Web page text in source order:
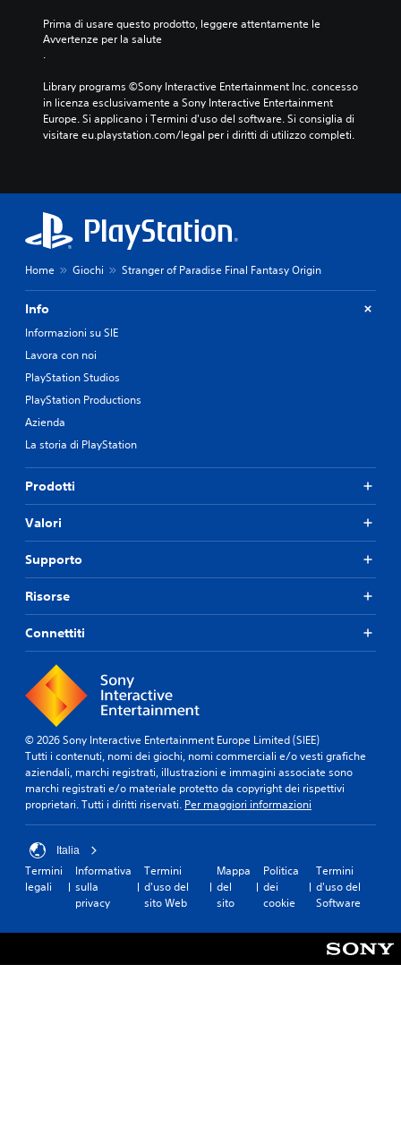
Prima di usare questo prodotto, leggere attentamente le
Avvertenze per la salute
.
Library programs ©Sony Interactive Entertainment Inc. concesso
in licenza esclusivamente a Sony Interactive Entertainment
Europe. Si applicano i Termini d'uso del software. Si consiglia di
visitare eu.playstation.com/legal per i diritti di utilizzo completi.
Home Giochi Stranger of Paradise Final Fantasy Origin
Info
Informazioni su SIE
Lavora con noi
PlayStation Studios
PlayStation Productions
Azienda
La storia di PlayStation
Prodotti
Valori
Supporto
Risorse
Connettiti
© 2026 Sony Interactive Entertainment Europe Limited (SIEE)
Tutti i contenuti, nomi dei giochi, nomi commerciali e/o vesti grafiche
aziendali, marchi registrati, illustrazioni e immagini associate sono
marchi registrati e/o materiale protetto da copyright dei rispettivi
proprietari. Tutti i diritti riservati. Per maggiori informazioni
Italia
Termini
legali
Informativa
sulla
privacy
Termini
d'uso del
sito Web
Mappa
del
sito
Politica
dei
cookie
Termini
d'uso del
Software